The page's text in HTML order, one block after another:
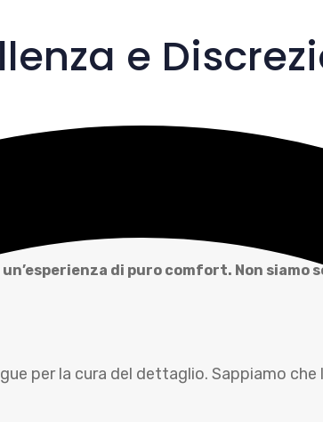
e
Conducente e Transfer di
di puro comfort. Non
per la cura del dettaglio. Sappiamo